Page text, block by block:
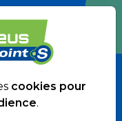
sur-
cookies pour
.